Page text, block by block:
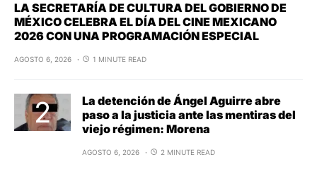
LA SECRETARÍA DE CULTURA DEL GOBIERNO DE
MÉXICO CELEBRA EL DÍA DEL CINE MEXICANO
2026 CON UNA PROGRAMACIÓN ESPECIAL
AGOSTO 6, 2026 1 MINUTE READ
La detención de Ángel Aguirre abre
paso a la justicia ante las mentiras del
viejo régimen: Morena
AGOSTO 6, 2026 2 MINUTE READ